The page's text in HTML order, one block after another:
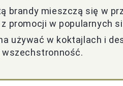
brandy mieszczą się w
promocji w popularnych
używać w koktajlach i
wszechstronność.